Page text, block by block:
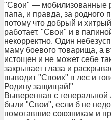
"Свои" — мобилизованные
папа, и правда, за родного
потому что добрый и
работает. "Свои" и в
некорректно. Один
маму боевого товарища, а
истощен и не может себе
закрывает глаза и
выводит "Своих" в лес и
Родину защищай!"
Выверенная с генеральной
были "Свои", если б не
помогавшие союзникам и